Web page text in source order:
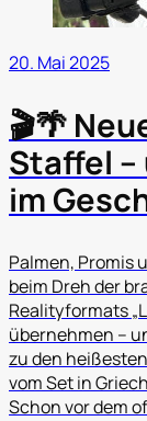
20. Mai 2025
🎬🌴
Staffel
im
Palmen, Promis
beim Dreh der
Realityformats
übernehmen –
zu den
vom Set in
Schon vor dem